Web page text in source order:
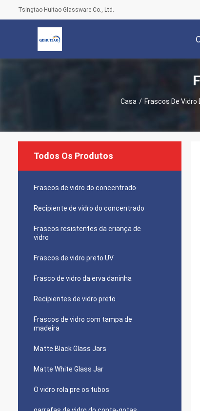
Tsingtao Huitao Glassware Co., Ltd.
Casa / Frascos De Vidro
Todos Os Produtos
Frascos de vidro do concentrado
Recipiente de vidro do concentrado
Frascos resistentes da criança de
vidro
Frascos de vidro preto UV
Frasco de vidro da erva daninha
Recipientes de vidro preto
Frascos de vidro com tampa de
madeira
Matte Black Glass Jars
Matte White Glass Jar
O vidro rola pre os tubos